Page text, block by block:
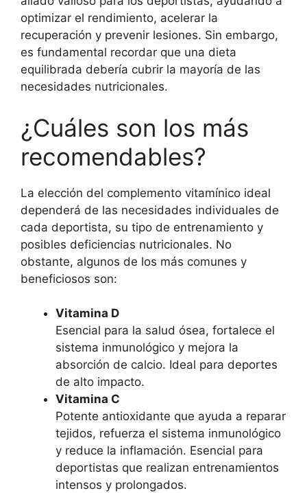
optimizar el rendimiento, acelerar la
recuperación y prevenir lesiones. Sin embargo,
es fundamental recordar que una dieta
equilibrada debería cubrir la mayoría de las
necesidades nutricionales.
¿Cuáles son los más
recomendables?
La elección del complemento vitamínico ideal
dependerá de las necesidades individuales de
cada deportista, su tipo de entrenamiento y
posibles deficiencias nutricionales. No
obstante, algunos de los más comunes y
beneficiosos son:
Vitamina D
Esencial para la salud ósea, fortalece el
sistema inmunológico y mejora la
absorción de calcio. Ideal para deportes
de alto impacto.
Vitamina C
Potente antioxidante que ayuda a reparar
tejidos, refuerza el sistema inmunológico
y reduce la inflamación. Esencial para
deportistas que realizan entrenamientos
intensos y prolongados.